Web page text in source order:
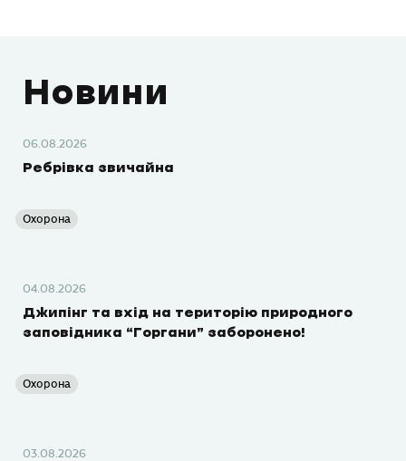
Новини
06.08.2026
Ребрівка звичайна
Охорона
04.08.2026
Джипінг та вхід на територію природного
заповідника “Горгани” заборонено!
Охорона
03.08.2026